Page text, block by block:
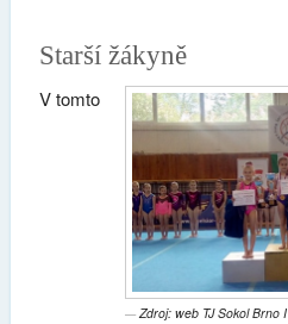
Starší žákyně
Zdroj: web TJ Sokol Brno I
V tomto